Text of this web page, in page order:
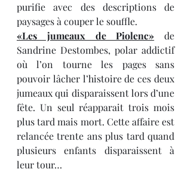
purifie avec des descriptions de
paysages à couper le souffle.
«Les jumeaux de Piolenc» de
Sandrine Destombes, polar addictif
où l’on tourne les pages sans
pouvoir lâcher l’histoire de ces deux
jumeaux qui disparaissent lors d’une
fête. Un seul réapparait trois mois
plus tard mais mort. Cette affaire est
relancée trente ans plus tard quand
plusieurs enfants disparaissent à
leur tour…